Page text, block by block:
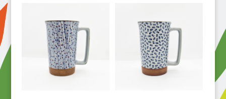
feuilles